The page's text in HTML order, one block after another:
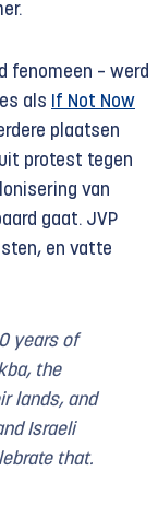
fenomeen – werd
als If Not Now
plaatsen
protest tegen
van
gaat. JVP
en vatte
years of
the
lands, and
Israeli
that.